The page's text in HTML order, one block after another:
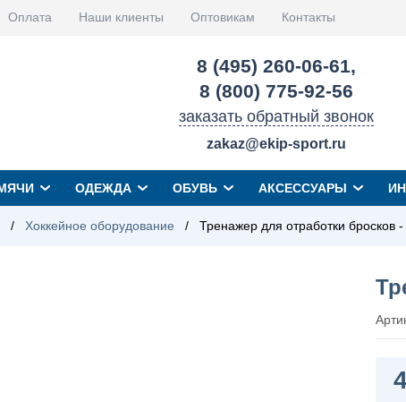
Оплата Наши клиенты Оптовикам Контакты
8 (495) 260-06-61,
8 (800) 775-92-56
заказать обратный звонок
zakaz@ekip-sport.ru
ОДЕЖДА ОБУВЬ АКСЕССУАРЫ
/ Хоккейное оборудование / Тренажер для отработки бросков